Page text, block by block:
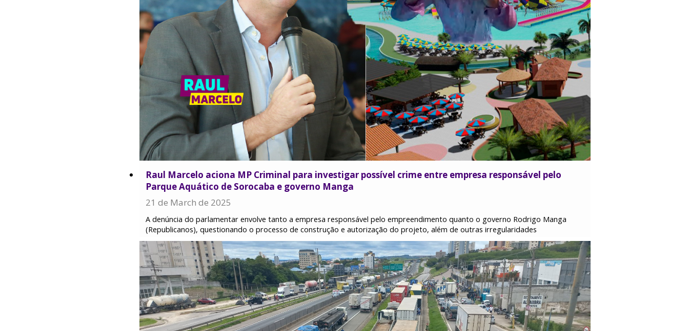
Raul Marcelo aciona MP Criminal para investigar possível crime entre empresa responsável pelo
Parque Aquático de Sorocaba e governo Manga
21 de March de 2025
A denúncia do parlamentar envolve tanto a empresa responsável pelo empreendimento quanto o governo Rodrigo Manga
(Republicanos), questionando o processo de construção e autorização do projeto, além de outras irregularidades